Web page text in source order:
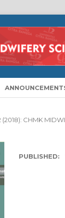
(2018): CHMK
PUBLISHED: